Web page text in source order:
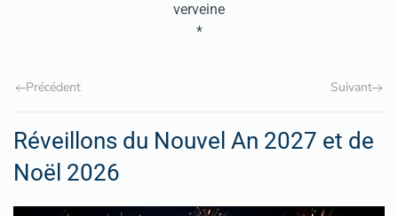
verveine
*
Précédent Suivant
Réveillons du Nouvel An 2027 et de
Noël 2026